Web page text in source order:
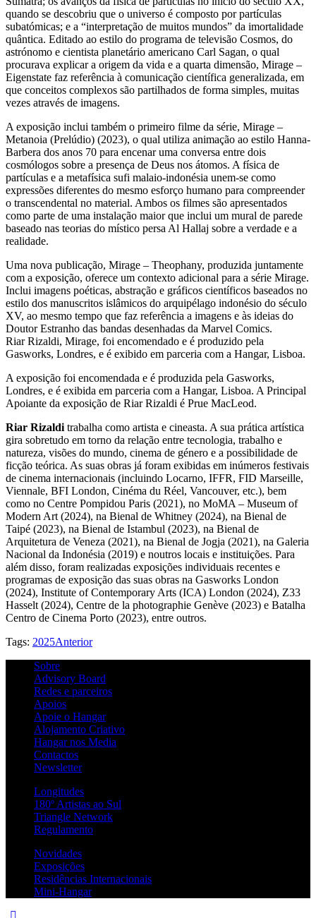
quando se descobriu que o universo é composto por partículas
subatómicas; e a “interpretação de muitos mundos” da imortalidade
quântica. Editado ao estilo do programa de televisão Cosmos, do
astrónomo e cientista planetário americano Carl Sagan, o qual
procurava explicar a origem da vida e a quarta dimensão, Mirage –
Eigenstate faz referência à comunicação científica generalizada, em
que conceitos complexos são partilhados de forma simples, muitas
vezes através de imagens.
A exposição inclui também o primeiro filme da série, Mirage –
Metanoia (Prelúdio) (2023), o qual utiliza animação ao estilo Hanna-
Barbera dos anos 70 para encenar uma conversa entre dois
cosmólogos sobre a presença de Deus nos átomos. A física de
partículas e a metafísica sufi malaio-indonésia unem-se como
expressões diferentes do mesmo esforço humano para compreender
o transcendental no material. Ambos os filmes são apresentados
como parte de uma instalação maior que inclui um mural de parede
baseado nas teorias do místico persa Al Hallaj sobre a verdade e a
realidade.
Uma nova publicação, Mirage – Theophany, produzida juntamente
com a exposição, oferece um contexto adicional para a série Mirage.
Inclui imagens poéticas, abstração e gráficos científicos baseados no
estilo dos manuscritos islâmicos do arquipélago indonésio do século
XV, ao mesmo tempo que faz referência a imagens e às ideias do
Doutor Estranho das bandas desenhadas da Marvel Comics.
Riar Rizaldi, Mirage, foi encomendado e é produzido pela
Gasworks, Londres, e é exibido em parceria com a Hangar, Lisboa.
A exposição foi encomendada e é produzida pela Gasworks,
Londres, e é exibida em parceria com a Hangar, Lisboa. A Principal
Apoiante da exposição de Riar Rizaldi é Prue MacLeod.
Riar Rizaldi trabalha como artista e cineasta. A sua prática artística
gira sobretudo em torno da relação entre tecnologia, trabalho e
natureza, visões do mundo, cinema de género e a possibilidade de
ficção teórica. As suas obras já foram exibidas em inúmeros festivais
de cinema internacionais (incluindo Locarno, IFFR, FID Marseille,
Viennale, BFI London, Cinéma du Réel, Vancouver, etc.), bem
como no Centre Pompidou Paris (2021), no MoMA – Museum of
Modern Art (2024), na Bienal de Whitney (2024), na Bienal de
Taipé (2023), na Bienal de Istambul (2023), na Bienal de
Arquitetura de Veneza (2021), na Bienal de Jogja (2021), na Galeria
Nacional da Indonésia (2019) e noutros locais e instituições. Para
além disso, foram realizadas exposições individuais recentes e
programas de exposição das suas obras na Gasworks London
(2024), Institute of Contemporary Arts (ICA) London (2024), Z33
Hasselt (2024), Centre de la photographie Genève (2023) e Batalha
Centro de Cinema Porto (2023), entre outros.
Tags: 2025Anterior
Sobre
Advisory Board
Redes e parceiros
Apoios
Apoie o Hangar
Alojamento Criativo
Hangar nos Media
Contactos
Newsletter
Longitudes
180º Artistas ao Sul
Triangle Network
Regulamento
Novidades
Exposições
Residências Internacionais
Mini-Hangar